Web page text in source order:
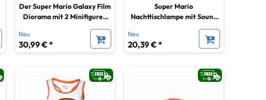
Der Super Mario Galaxy Film
Diorama mit 2 Minifiguren
Sternentor-Galaxie
Neu
30,99 € *
Super Mario
Nachttischlampe mit Sound
Fragezeichen-Block 8 cm
Neu
20,39 € *